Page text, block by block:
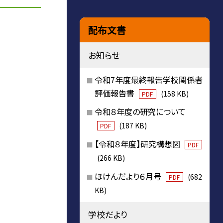
配布文書
お知らせ
令和7年度最終報告学校関係者
評価報告書
PDF (158 KB)
令和８年度の研究について
PDF (187 KB)
【令和８年度】研究構想図 PDF
(266 KB)
ほけんだより６月号 PDF
(682
KB)
学校だより